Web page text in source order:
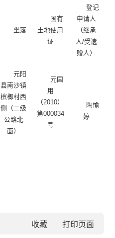
坐落
国有
土地使用
证
登记
申请人
（继承
人/受遗
赠人）
元阳
县南沙镇
槟榔村西
侧（二级
公路北
面）
元国
用
（2010）
第000034
号
陶愉
婷
收藏